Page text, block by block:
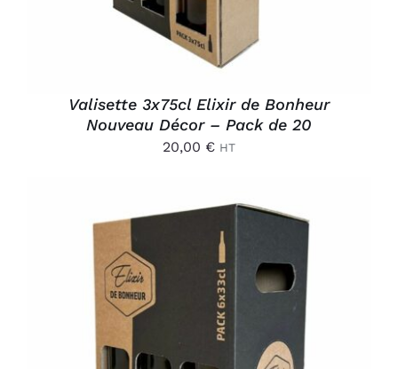
Valisette 3x75cl Elixir de Bonheur
Nouveau Décor – Pack de 20
20,00 € HT
AJOUTER AU PANIER
/